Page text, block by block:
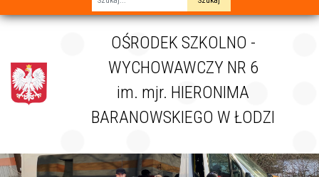
OŚRODEK SZKOLNO -
WYCHOWAWCZY NR 6
im. mjr. HIERONIMA
BARANOWSKIEGO W ŁODZI